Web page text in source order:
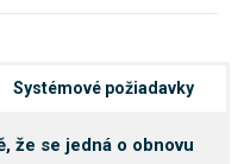
Systémové požiadavky
že se jedná o obnovu